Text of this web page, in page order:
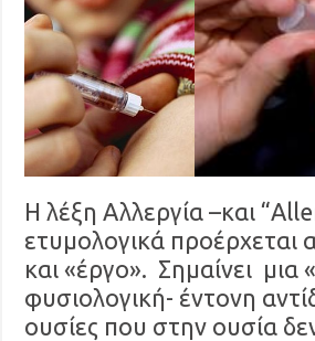
Η λέξη Αλλεργία –και
ετυμολογικά
και «έργο». Σημαίνει
φυσιολογική- έντονη
ουσίες που στην ουσία